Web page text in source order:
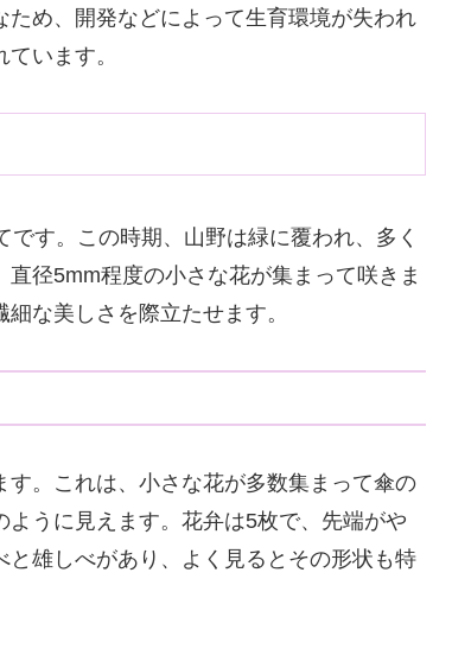
め、開発などによって生育環境が失われ
います。
す。この時期、山野は緑に覆われ、多く
径5mm程度の小さな花が集まって咲きま
な美しさを際立たせます。
す。これは、小さな花が多数集まって傘の
うに見えます。花弁は5枚で、先端がや
雄しべがあり、よく見るとその形状も特